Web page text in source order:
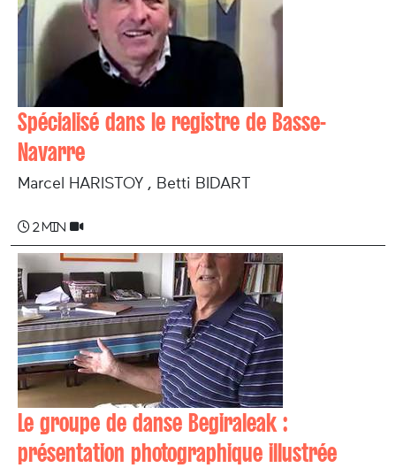
Spécialisé dans le registre de Basse-
Navarre
Marcel HARISTOY , Betti BIDART
2 min
Le groupe de danse Begiraleak :
présentation photographique illustrée